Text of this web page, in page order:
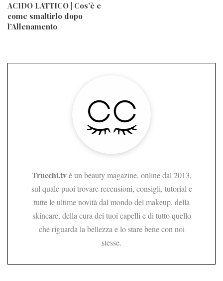
ACIDO LATTICO | Cos’è e
come smaltirlo dopo
l’Allenamento
Trucchi.tvè un beauty magazine, online dal 2013,
sul quale puoi trovare recensioni, consigli, tutorial e
tutte le ultime novità dal mondo del makeup, della
skincare, della cura dei tuoi capelli e di tutto quello
che riguarda la bellezza e lo stare bene con noi
stesse.